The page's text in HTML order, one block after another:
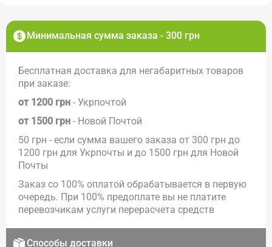
Минимальная сумма заказа - 300 грн
Бесплатная доставка для негабаритных товаров
при заказе:
от 1200 грн - Укрпочтой
от 1500 грн - Новой Почтой
50 грн - если сумма вашего заказа от 300 грн до
1200 грн для Укрпочты и до 1500 грн для Новой
Почты
Заказ со 100% оплатой обрабатывается в первую
очередь. При 100% предоплате вы не платите
перевозчикам услуги перерасчета средств
Способы доставки